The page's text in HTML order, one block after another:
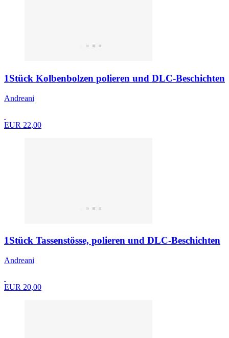
1Stück Kolbenbolzen polieren und DLC-Beschichten
Andreani
EUR 22,00
1Stück Tassenstösse, polieren und DLC-Beschichten
Andreani
EUR 20,00